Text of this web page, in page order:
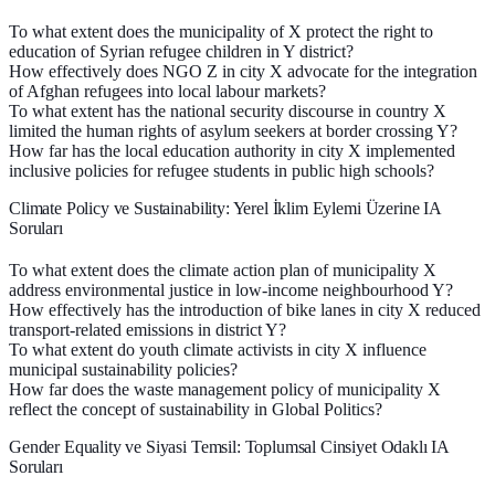
To what extent does the municipality of X protect the right to
education of Syrian refugee children in Y district?
How effectively does NGO Z in city X advocate for the integration
of Afghan refugees into local labour markets?
To what extent has the national security discourse in country X
limited the human rights of asylum seekers at border crossing Y?
How far has the local education authority in city X implemented
inclusive policies for refugee students in public high schools?
Climate Policy ve Sustainability: Yerel İklim Eylemi Üzerine IA
Soruları
To what extent does the climate action plan of municipality X
address environmental justice in low-income neighbourhood Y?
How effectively has the introduction of bike lanes in city X reduced
transport-related emissions in district Y?
To what extent do youth climate activists in city X influence
municipal sustainability policies?
How far does the waste management policy of municipality X
reflect the concept of sustainability in Global Politics?
Gender Equality ve Siyasi Temsil: Toplumsal Cinsiyet Odaklı IA
Soruları